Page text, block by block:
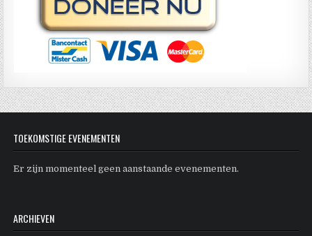
TOEKOMSTIGE EVENEMENTEN
Er zijn momenteel geen aanstaande evenementen.
ARCHIEVEN